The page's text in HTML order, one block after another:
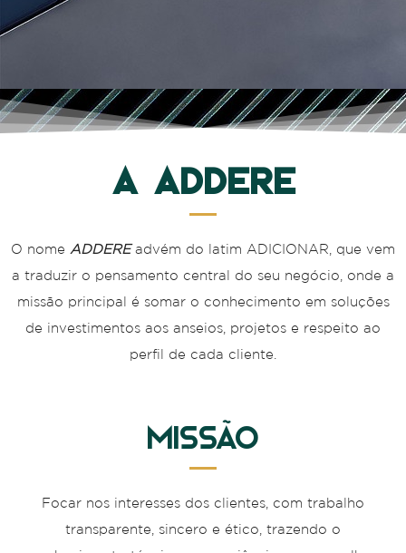
A ADDERE
O nome ADDEREadvém do latim ADICIONAR, que vem
a traduzir o pensamento central do seu negócio, onde a
missão principal é somar o conhecimento em soluções
de investimentos aos anseios, projetos e respeito ao
perfil de cada cliente.
Missão
Focar nos interesses dos clientes, com trabalho
transparente, sincero e ético, trazendo o